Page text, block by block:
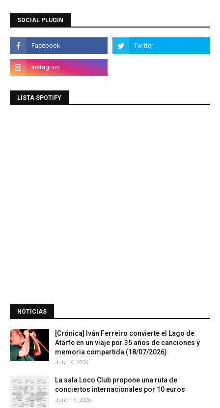
SOCIAL PLUGIN
LISTA SPOTIFY
NOTICIAS
[Crónica] Iván Ferreiro convierte el Lago de
Atarfe en un viaje por 35 años de canciones y
memoria compartida (18/07/2026)
July 19, 2026
La sala Loco Club propone una ruta de
conciertos internacionales por 10 euros
June 16, 2026